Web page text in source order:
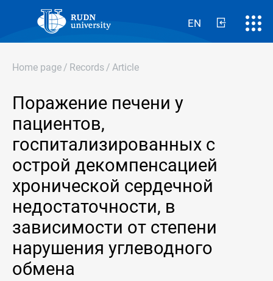
EN
Home page / Records / Article
Поражение печени у
пациентов,
госпитализированных с
острой декомпенсацией
хронической сердечной
недостаточности, в
зависимости от степени
нарушения углеводного
обмена